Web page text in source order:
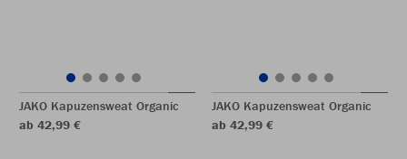
JAKO Kapuzensweat Organic
ab 42,99 €
JAKO Kapuzensweat Organic
ab 42,99 €